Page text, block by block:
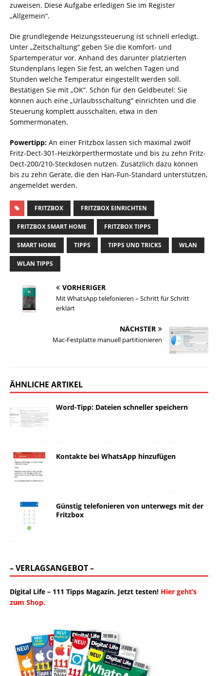
zuweisen. Diese Aufgabe erledigen Sie im Register
„Allgemein“.
Die grundlegende Heizungssteuerung ist schnell erledigt.
Unter „Zeitschaltung“ geben Sie die Komfort- und
Spartemperatur vor. Anhand des darunter platzierten
Stundenplans legen Sie fest, an welchen Tagen und
Stunden welche Temperatur eingestellt werden soll.
Bestätigen Sie mit „OK“. Schön für den Geldbeutel: Sie
können auch eine „Urlaubsschaltung“ einrichten und die
Steuerung komplett ausschalten, etwa in den
Sommermonaten.
Powertipp: An einer Fritzbox lassen sich maximal zwölf
Fritz-Dect-301-Heizkörperthermostate und bis zu zehn Fritz-
Dect-200/210-Steckdosen nutzen. Zusätzlich dazu können
bis zu zehn Geräte, die den Han-Fun-Standard unterstützen,
angemeldet werden.
FRITZBOX FRITZBOX EINRICHTEN
FRITZBOX SMART HOME FRITZBOX TIPPS
SMART HOME TIPPS TIPPS UND TRICKS WLAN
WLAN TIPPS
VORHERIGER
Mit WhatsApp telefonieren – Schritt für Schritt
erklärt
NÄCHSTER
Mac-Festplatte manuell partitionieren
ÄHNLICHE ARTIKEL
Word-Tipp: Dateien schneller speichern
Kontakte bei WhatsApp hinzufügen
Günstig telefonieren von unterwegs mit der
Fritzbox
– VERLAGSANGEBOT –
Digital Life – 111 Tipps Magazin. Jetzt testen! Hier geht’s
zum Shop.